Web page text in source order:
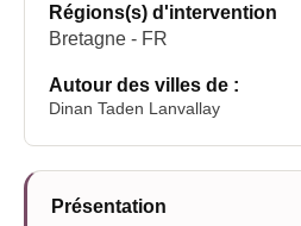
Régions(s) d'intervention
Bretagne - FR
Autour des villes de :
Dinan Taden Lanvallay
Présentation